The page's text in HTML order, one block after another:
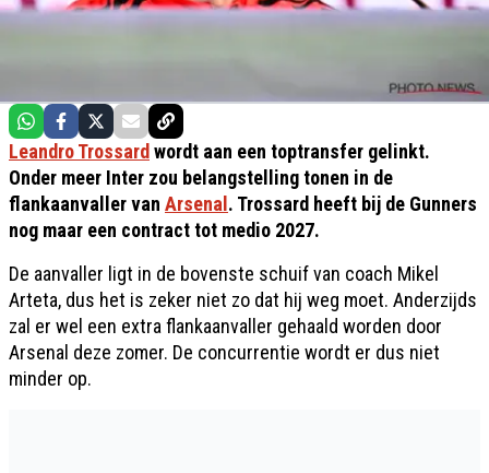
Leandro Trossardwordt aan een toptransfer gelinkt.
Onder meer Inter zou belangstelling tonen in de
flankaanvaller van Arsenal. Trossard heeft bij de Gunners
nog maar een contract tot medio 2027.
De aanvaller ligt in de bovenste schuif van coach Mikel
Arteta, dus het is zeker niet zo dat hij weg moet. Anderzijds
zal er wel een extra flankaanvaller gehaald worden door
Arsenal deze zomer. De concurrentie wordt er dus niet
minder op.